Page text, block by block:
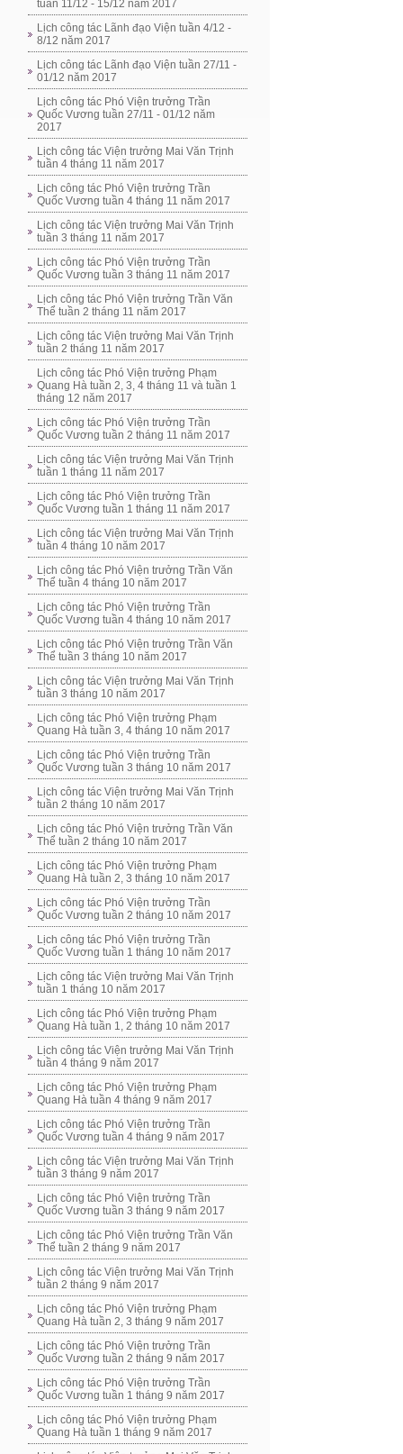
tuần 11/12 - 15/12 năm 2017
Lịch công tác Lãnh đạo Viện tuần 4/12 -
8/12 năm 2017
Lịch công tác Lãnh đạo Viện tuần 27/11 -
01/12 năm 2017
Lịch công tác Phó Viện trưởng Trần
Quốc Vương tuần 27/11 - 01/12 năm
2017
Lịch công tác Viện trưởng Mai Văn Trịnh
tuần 4 tháng 11 năm 2017
Lịch công tác Phó Viện trưởng Trần
Quốc Vương tuần 4 tháng 11 năm 2017
Lịch công tác Viện trưởng Mai Văn Trịnh
tuần 3 tháng 11 năm 2017
Lịch công tác Phó Viện trưởng Trần
Quốc Vương tuần 3 tháng 11 năm 2017
Lịch công tác Phó Viện trưởng Trần Văn
Thể tuần 2 tháng 11 năm 2017
Lịch công tác Viện trưởng Mai Văn Trịnh
tuần 2 tháng 11 năm 2017
Lịch công tác Phó Viện trưởng Phạm
Quang Hà tuần 2, 3, 4 tháng 11 và tuần 1
tháng 12 năm 2017
Lịch công tác Phó Viện trưởng Trần
Quốc Vương tuần 2 tháng 11 năm 2017
Lịch công tác Viện trưởng Mai Văn Trịnh
tuần 1 tháng 11 năm 2017
Lịch công tác Phó Viện trưởng Trần
Quốc Vương tuần 1 tháng 11 năm 2017
Lịch công tác Viện trưởng Mai Văn Trịnh
tuần 4 tháng 10 năm 2017
Lịch công tác Phó Viện trưởng Trần Văn
Thể tuần 4 tháng 10 năm 2017
Lịch công tác Phó Viện trưởng Trần
Quốc Vương tuần 4 tháng 10 năm 2017
Lịch công tác Phó Viện trưởng Trần Văn
Thể tuần 3 tháng 10 năm 2017
Lịch công tác Viện trưởng Mai Văn Trịnh
tuần 3 tháng 10 năm 2017
Lịch công tác Phó Viện trưởng Phạm
Quang Hà tuần 3, 4 tháng 10 năm 2017
Lịch công tác Phó Viện trưởng Trần
Quốc Vương tuần 3 tháng 10 năm 2017
Lịch công tác Viện trưởng Mai Văn Trịnh
tuần 2 tháng 10 năm 2017
Lịch công tác Phó Viện trưởng Trần Văn
Thể tuần 2 tháng 10 năm 2017
Lịch công tác Phó Viện trưởng Phạm
Quang Hà tuần 2, 3 tháng 10 năm 2017
Lịch công tác Phó Viện trưởng Trần
Quốc Vương tuần 2 tháng 10 năm 2017
Lịch công tác Phó Viện trưởng Trần
Quốc Vương tuần 1 tháng 10 năm 2017
Lịch công tác Viện trưởng Mai Văn Trịnh
tuần 1 tháng 10 năm 2017
Lịch công tác Phó Viện trưởng Phạm
Quang Hà tuần 1, 2 tháng 10 năm 2017
Lịch công tác Viện trưởng Mai Văn Trịnh
tuần 4 tháng 9 năm 2017
Lịch công tác Phó Viện trưởng Phạm
Quang Hà tuần 4 tháng 9 năm 2017
Lịch công tác Phó Viện trưởng Trần
Quốc Vương tuần 4 tháng 9 năm 2017
Lịch công tác Viện trưởng Mai Văn Trịnh
tuần 3 tháng 9 năm 2017
Lịch công tác Phó Viện trưởng Trần
Quốc Vương tuần 3 tháng 9 năm 2017
Lịch công tác Phó Viện trưởng Trần Văn
Thể tuần 2 tháng 9 năm 2017
Lịch công tác Viện trưởng Mai Văn Trịnh
tuần 2 tháng 9 năm 2017
Lịch công tác Phó Viện trưởng Phạm
Quang Hà tuần 2, 3 tháng 9 năm 2017
Lịch công tác Phó Viện trưởng Trần
Quốc Vương tuần 2 tháng 9 năm 2017
Lịch công tác Phó Viện trưởng Trần
Quốc Vương tuần 1 tháng 9 năm 2017
Lịch công tác Phó Viện trưởng Phạm
Quang Hà tuần 1 tháng 9 năm 2017